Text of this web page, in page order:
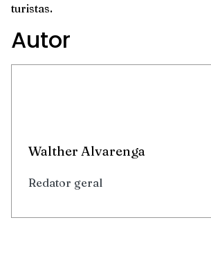
turistas.
Autor
Walther Alvarenga
Redator geral